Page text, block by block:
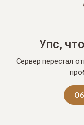
Упс,
Сервер перестал